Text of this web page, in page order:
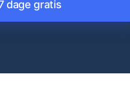
dage gratis